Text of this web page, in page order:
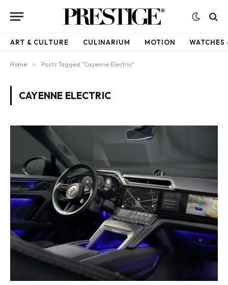
ART & CULTURE CULINARIUM MOTION WATCHES
Home » Posts Tagged "Cayenne Electric"
CAYENNE ELECTRIC